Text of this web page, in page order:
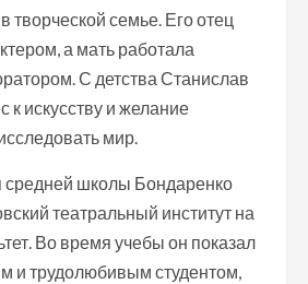
творческой семье. Его отец
а мать работала
С детства Станислав
к искусству и желание
мир.
средней школы Бондаренко
театральный институт на
Во время учебы он показал
и трудолюбивым студентом,